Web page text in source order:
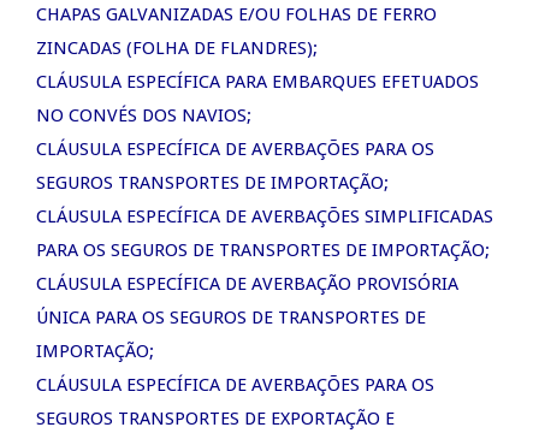
CHAPAS GALVANIZADAS E/OU FOLHAS DE FERRO
ZINCADAS (FOLHA DE FLANDRES);
CLÁUSULA ESPECÍFICA PARA EMBARQUES EFETUADOS
NO CONVÉS DOS NAVIOS;
CLÁUSULA ESPECÍFICA DE AVERBAÇÕES PARA OS
SEGUROS TRANSPORTES DE IMPORTAÇÃO;
CLÁUSULA ESPECÍFICA DE AVERBAÇÕES SIMPLIFICADAS
PARA OS SEGUROS DE TRANSPORTES DE IMPORTAÇÃO;
CLÁUSULA ESPECÍFICA DE AVERBAÇÃO PROVISÓRIA
ÚNICA PARA OS SEGUROS DE TRANSPORTES DE
IMPORTAÇÃO;
CLÁUSULA ESPECÍFICA DE AVERBAÇÕES PARA OS
SEGUROS TRANSPORTES DE EXPORTAÇÃO E